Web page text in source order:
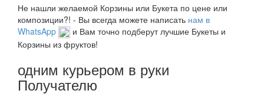
Не нашли желаемой Корзины или Букета по цене или
композиции?! - Вы всегда можете написать нам в
WhatsApp
и Вам точно подберут лучшие Букеты и
Корзины из фруктов!
одним курьером в руки
Получателю